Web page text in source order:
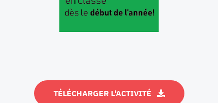
TÉLÉCHARGER L'ACTIVITÉ